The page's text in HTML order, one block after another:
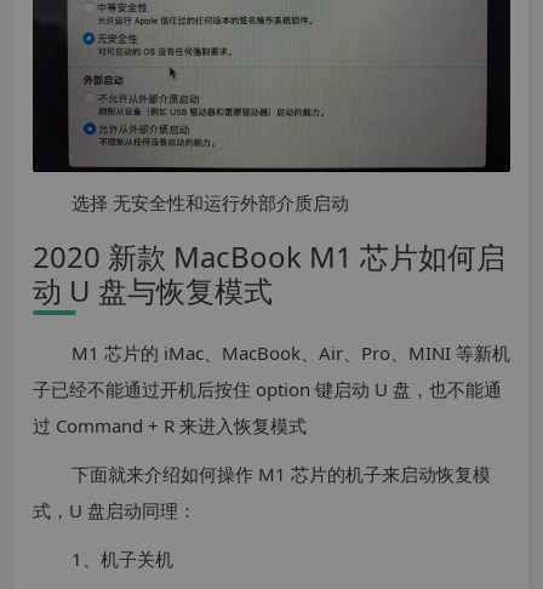
选择 无安全性和运行外部介质启动
2020 新款 MacBook M1 芯片如何启
动 U 盘与恢复模式
M1 芯片的 iMac、MacBook、Air、Pro、MINI 等新机
子已经不能通过开机后按住 option 键启动 U 盘，也不能通
过 Command + R 来进入恢复模式
下面就来介绍如何操作 M1 芯片的机子来启动恢复模
式，U 盘启动同理：
1、机子关机